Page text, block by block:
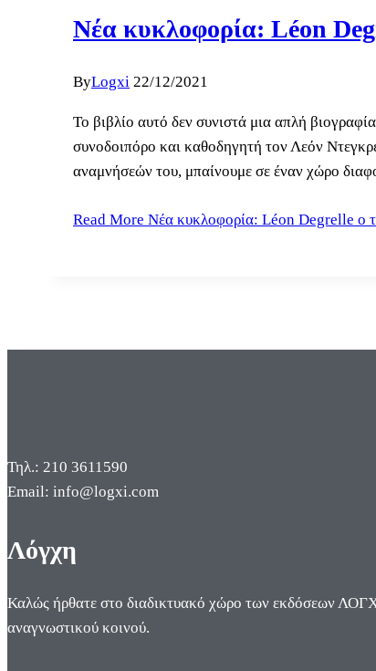
Νέα κυκλοφορία: Léon
ByLogxi 22/12/2021
Το βιβλίο αυτό δεν συνιστά μια απλή
συνοδοιπόρο και καθοδηγητή τον Λεόν
αναμνήσεών του, μπαίνουμε σε έναν χώρο
Read More Νέα κυκλοφορία: Léon Degrelle ο
Τηλ.: 210 3611590
Email: info@logxi.com
Λόγχη
Καλώς ήρθατε στο διαδικτυακό χώρο των εκδόσεων
αναγνωστικού κοινού.